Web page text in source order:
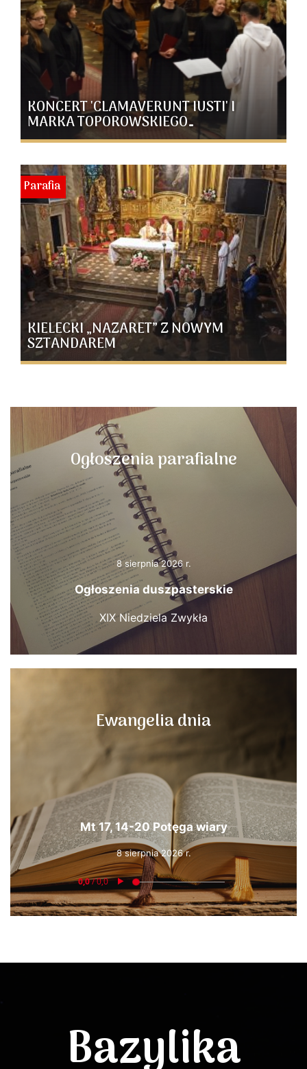
KONCERT 'CLAMAVERUNT IUSTI' I
MARKA TOPOROWSKIEGO…
KIELECKI „NAZARET” Z NOWYM
SZTANDAREM
Parafia
Ogłoszenia parafialne
8 sierpnia 2026 r.
Ogłoszenia duszpasterskie
XIX Niedziela Zwykła
Ewangelia dnia
Mt 17, 14-20 Potęga wiary
8 sierpnia 2026 r.
Bazylika